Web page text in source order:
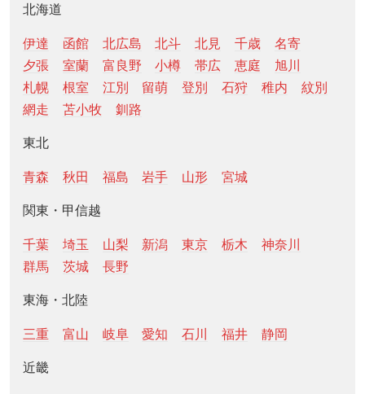
北海道
伊達 函館 北広島 北斗 北見 千歳
名寄
夕張
室蘭 富良野 小樽 帯広 恵庭
旭川
札幌
根室 江別 留萌 登別 石狩 稚内
紋別
網走
苫小牧 釧路
東北
青森 秋田 福島 岩手 山形 宮城
関東・甲信越
千葉 埼玉 山梨 新潟 東京 栃木
神奈川
群馬
茨城 長野
東海・北陸
三重 富山 岐阜 愛知 石川 福井 静岡
近畿